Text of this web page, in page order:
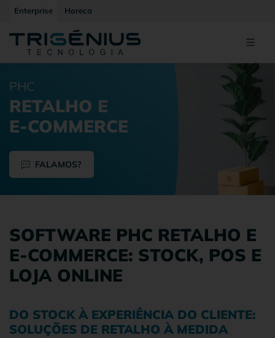
Enterprise Horeca
PHC
RETALHO E
E-COMMERCE
FALAMOS?
SOFTWARE PHC RETALHO E
E-COMMERCE: STOCK, POS E
LOJA ONLINE
DO STOCK À EXPERIÊNCIA DO CLIENTE:
SOLUÇÕES DE RETALHO À MEDIDA